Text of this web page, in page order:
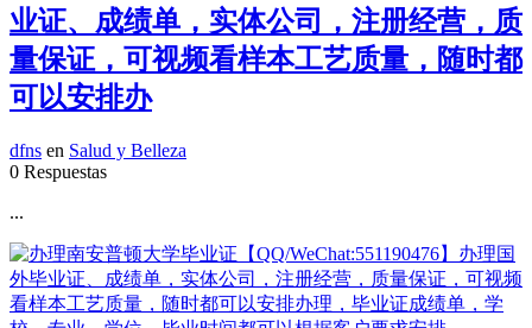
业证、成绩单，实体公司，注册经营，质
量保证，可视频看样本工艺质量，随时都
可以安排办
dfns en Salud y Belleza
0 Respuestas
...